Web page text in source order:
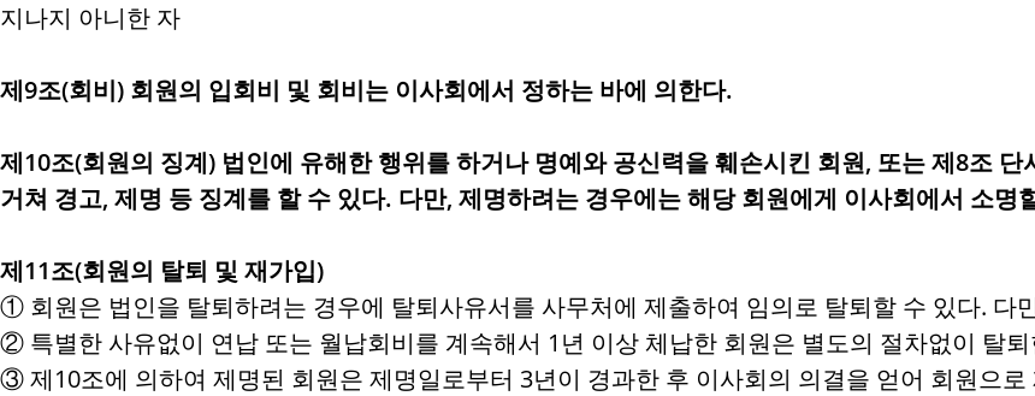
지나지 아니한 자
제9조(회비) 회원의 입회비 및 회비는 이사회에서 정하는 바에 의한다.
제10조(회원의 징계) 법인에 유해한 행위를 하거나 명예와 공신력을 훼손시킨 회원, 또는 제8조
거쳐 경고, 제명 등 징계를 할 수 있다. 다만, 제명하려는 경우에는 해당 회원에게 이사회에서 소명
제11조(회원의 탈퇴 및 재가입)
① 회원은 법인을 탈퇴하려는 경우에 탈퇴사유서를 사무처에 제출하여 임의로 탈퇴할 수 있다. 다
② 특별한 사유없이 연납 또는 월납회비를 계속해서 1년 이상 체납한 회원은 별도의 절차없이 탈
③ 제10조에 의하여 제명된 회원은 제명일로부터 3년이 경과한 후 이사회의 의결을 얻어 회원으로